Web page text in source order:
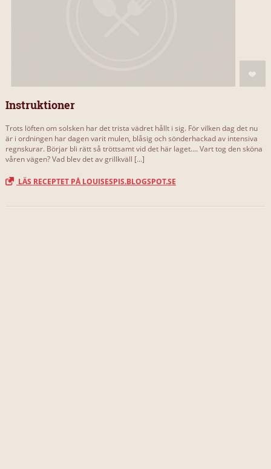
Instruktioner
Trots löften om solsken har det trista vädret hållt i sig. För vilken dag det nu
är i ordningen har dagen varit mulen, blåsig och sönderhackad av intensiva
regnskurar. Börjar bli rätt så tröttsamt vid det här laget.... Vart tog den sköna
våren vägen? Vad blev det av grillkväll [...]
LÄS RECEPTET PÅ LOUISESPIS.BLOGSPOT.SE